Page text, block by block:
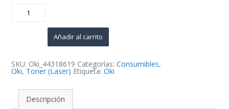
Executive
-
44318619
cantidad
Añadir al carrito
SKU: Oki_44318619 Categorías:Consumibles,
Oki, Toner (Laser) Etiqueta:Oki
Descripción